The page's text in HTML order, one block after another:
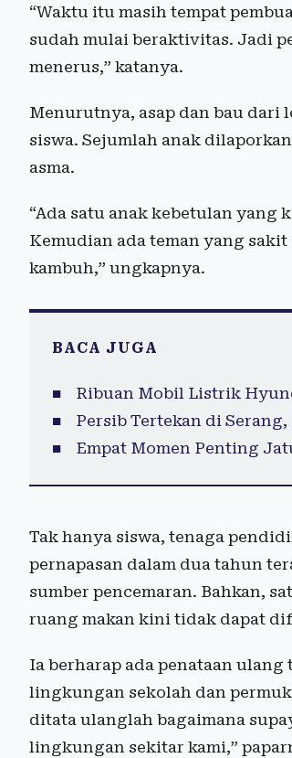
“Waktu itu masih tempat
sudah mulai beraktivitas. Jadi
menerus,” katanya.
Menurutnya, asap dan bau dari
siswa. Sejumlah anak
asma.
“Ada satu anak kebetulan yang
Kemudian ada teman yang
kambuh,” ungkapnya.
BACA JUGA
Ribuan Mobil Listrik
Persib Tertekan di
Empat Momen Penting
Tak hanya siswa, tenaga
pernapasan dalam dua tahun
sumber pencemaran. Bahkan,
ruang makan kini tidak dapat
Ia berharap ada penataan
lingkungan sekolah dan
ditata ulanglah bagaimana
lingkungan sekitar kami,”